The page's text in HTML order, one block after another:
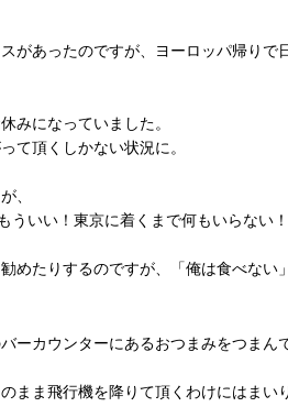
があったのですが、ヨーロッパ帰りで
みになっていました。
て頂くしかない状況に。
、
ういい！東京に着くまで何もいらない！
めたりするのですが、「俺は食べない
ーカウンターにあるおつまみをつまん
まま飛行機を降りて頂くわけにはまい